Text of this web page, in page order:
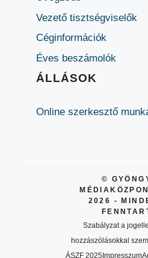
Vezető tisztségviselők
Céginformációk
Éves beszámolók
ÁLLÁSOK
Online szerkesztő
©
2026 -
Szabályzat a
hozzászólásokkal
ÁSZF 2025Impresszum